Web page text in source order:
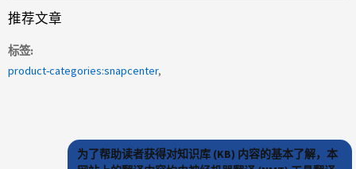
推荐文章
标签
product-categories:snapcenter
为了帮助读者获得对知识库 (KB) 内容的基本了解，本